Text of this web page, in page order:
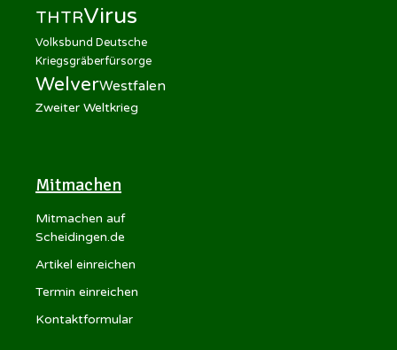
THTRVirus
Volksbund Deutsche
Kriegsgräberfürsorge
WelverWestfalen
Zweiter Weltkrieg
Mitmachen
Mitmachen auf
Scheidingen.de
Artikel einreichen
Termin einreichen
Kontaktformular